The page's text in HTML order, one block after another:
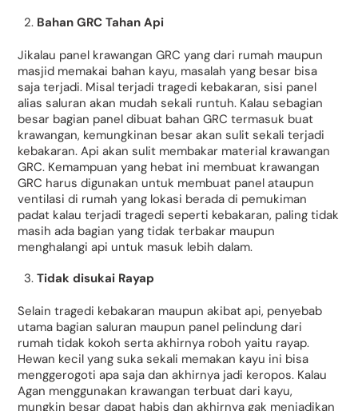
Bahan GRC Tahan Api
Jikalau panel krawangan GRC yang dari rumah maupun
masjid memakai bahan kayu, masalah yang besar bisa
saja terjadi. Misal terjadi tragedi kebakaran, sisi panel
alias saluran akan mudah sekali runtuh. Kalau sebagian
besar bagian panel dibuat bahan GRC termasuk buat
krawangan, kemungkinan besar akan sulit sekali terjadi
kebakaran. Api akan sulit membakar material krawangan
GRC. Kemampuan yang hebat ini membuat krawangan
GRC harus digunakan untuk membuat panel ataupun
ventilasi di rumah yang lokasi berada di pemukiman
padat kalau terjadi tragedi seperti kebakaran, paling tidak
masih ada bagian yang tidak terbakar maupun
menghalangi api untuk masuk lebih dalam.
Tidak disukai Rayap
Selain tragedi kebakaran maupun akibat api, penyebab
utama bagian saluran maupun panel pelindung dari
rumah tidak kokoh serta akhirnya roboh yaitu rayap.
Hewan kecil yang suka sekali memakan kayu ini bisa
menggerogoti apa saja dan akhirnya jadi keropos. Kalau
Agan menggunakan krawangan terbuat dari kayu,
mungkin besar dapat habis dan akhirnya gak menjadikan